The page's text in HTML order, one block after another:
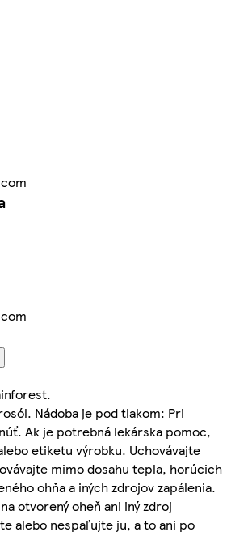
Nádoba je pod tlakom: Pri
Ak je potrebná lekárska pomoc,
etiketu výrobku. Uchovávajte
mimo dosahu tepla, horúcich
ohňa a iných zdrojov zapálenia.
otvorený oheň ani iný zdroj
alebo nespaľujte ju, a to ani po